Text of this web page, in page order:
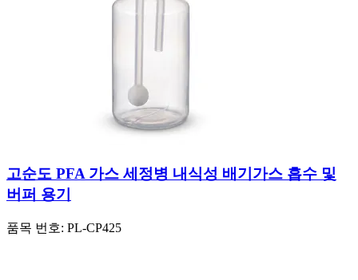
고순도 PFA 가스 세정병 내식성 배기가스 흡수 및
버퍼 용기
품목 번호: PL-CP425